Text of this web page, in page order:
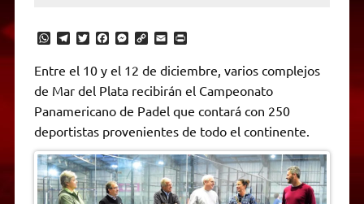
W
a
t
s
p
p
T
e
g
a
m
T
i
t
t
r
F
e
b
o
k
M
s
s
e
g
e
C
p
y
L
n
k
E
a
i
l
P
n
t
r
i
n
d
l
y
Entre el 10 y el 12 de diciembre, varios complejos
de Mar del Plata recibirán el Campeonato
Panamericano de Padel que contará con 250
deportistas provenientes de todo el continente.